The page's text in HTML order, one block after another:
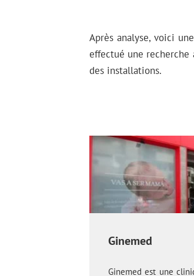
Après analyse, voici
effectué une recherche
des installations.
Ginemed
Ginemed est une